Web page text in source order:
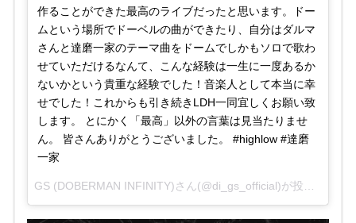
2016年10月
1日
BBFL
MIGHTY WARRIORS
FUNK JUNGLE
CHAIN BREAKER
作ることができた最高のライブだったと思います。ドー
ムという場所でドーベルの曲ができたり、自分はダルマ
さんと達磨一家のテーマ曲をドームでしかもソロで歌わ
せていただけるなんて、こんな経験は一生に一度あるか
ないかという貴重な経験でした！音楽人として本当に幸
せでした！これからも引き続きLDH一同宜しくお願い致
します。 とにかく「最高」以外の言葉は見当たりませ
ん。 皆さんありがとうございました。 #highlow #達磨
一家